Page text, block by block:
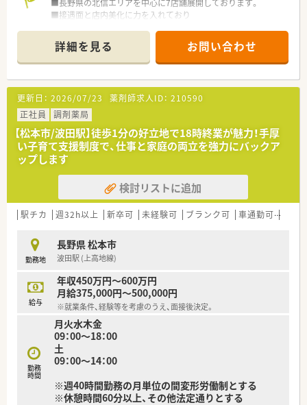
■長野県の北信エリアを中心に7店舗展開しております。
■接遇面と店内美化に力を入れており
ます。
■年齢層は幅広く20代～70代の薬剤師さんが在籍されており
雰囲気もよくでお仕事とご家庭との両立に理解がある従業員
さんが多い職場です。
■薬剤師には患者様対応に時間をかけて頂きたいことから医療
事務のピッキング援助があります。
【 システム設備充実 】
■7店舗展開の薬局さんですが全店電子薬歴はもちろん
監査システムなど様々な最新機器が導入されており社内設備も
充実しています。
■全店に薬剤監査支援システム「アテルノ」を導入。画像で記録
を残すので安心して業務に専念頂けます。
■考え方として設備投資には積極的なので 店舗に合った適切
な設備導入をされており
【 ドミナント展開のメリット 】
■豊野の本社を中心に全て30分圏内での店舗展開のため
急なお休みでも即座にご対応いただくことができます。
■近隣エリアの複数店舗展開ということもありますが
社員をとても大事にして頂ける会社さんなので高確率で産育休
後もご復帰いただけます。
【 充実の福利厚生 】
■毎年1.9%以上昇給もあり、入社後もしっかりと昇給できま
す。
■調剤薬局経験者に限り、入社後即有給使用が可能です。
■週23時間以上の勤務者から準社員とし社会保険加入ができま
詳細を見る お問い合わせ
更新日： 2026/07/23 薬剤師求人ID： 210590
正社員
調剤薬局
【松本市/波田駅】徒歩1分の好立地で18時終業が魅力！手厚
い子育て支援制度で、仕事と家庭の両立を強力にバックア
ップします
検討リストに追加
駅チカ 週32h以上 新卒可 未経験可 ブランク可 車通勤可
勤務地
長野県 松本市
波田駅 (上高地線)
給与
年収450万円～600万円
月給375,000円～500,000円
※就業条件、経験等を考慮のうえ、面接後決定。
勤務
時間
月火水木金
09：00～18：00
土
09：00～14：00
※週40時間勤務の月単位の間変形労働制とする
※休憩時間60分以上、その他法定通りとする